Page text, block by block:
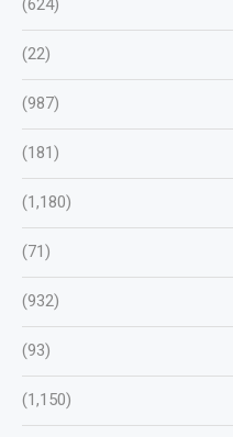
(624)
(22)
(987)
(181)
(1,180)
(71)
(932)
(93)
(1,150)